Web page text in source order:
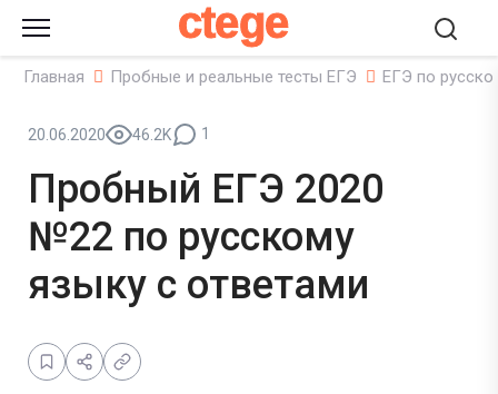
ctege
Главная Пробные и реальные тесты ЕГЭ ЕГЭ по
20.06.2020 46.2K 1
Пробный ЕГЭ 2020
№22 по русскому
языку с ответами